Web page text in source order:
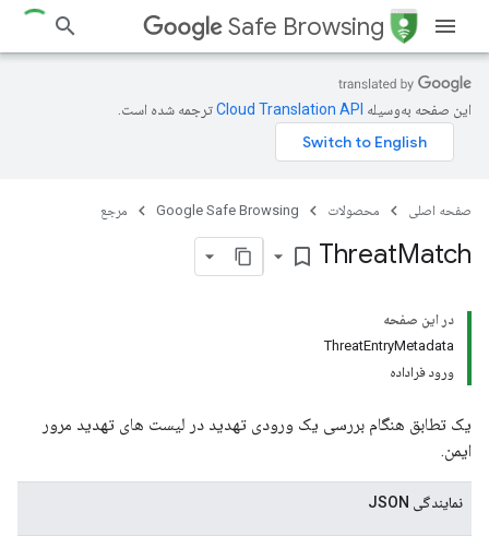
Safe Browsing
این صفحه به‌وسیله ترجمه شده است.
صفحه اصلی محصولات Google Safe Browsing مرجع
ThreatMatch
bookmark_border
در این صفحه
ThreatEntryMetadata
ورود فراداده
یک تطابق هنگام بررسی یک ورودی تهدید در لیست های تهدید مرور
ایمن.
نمایندگی JSON